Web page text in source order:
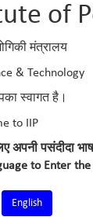
of
मंत्रालय
& Technology
स्वागत है।
to IIP
अपनी पसंदीदा
to Enter the
English